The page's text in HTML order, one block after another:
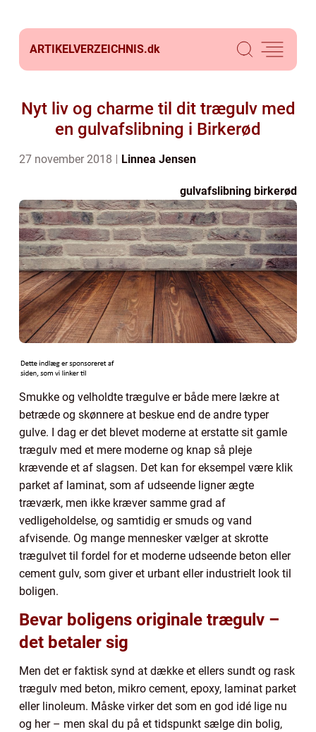
ARTIKELVERZEICHNIS.dk
Nyt liv og charme til dit trægulv med
en gulvafslibning i Birkerød
27 november 2018 Linnea Jensen
gulvafslibning birkerød
Smukke og velholdte trægulve er både mere lækre at
betræde og skønnere at beskue end de andre typer
gulve. I dag er det blevet moderne at erstatte sit gamle
trægulv med et mere moderne og knap så pleje
krævende et af slagsen. Det kan for eksempel være klik
parket af laminat, som af udseende ligner ægte
træværk, men ikke kræver samme grad af
vedligeholdelse, og samtidig er smuds og vand
afvisende. Og mange mennesker vælger at skrotte
trægulvet til fordel for et moderne udseende beton eller
cement gulv, som giver et urbant eller industrielt look til
boligen.
Bevar boligens originale trægulv –
det betaler sig
Men det er faktisk synd at dække et ellers sundt og rask
trægulv med beton, mikro cement, epoxy, laminat parket
eller linoleum. Måske virker det som en god idé lige nu
og her – men skal du på et tidspunkt sælge din bolig,